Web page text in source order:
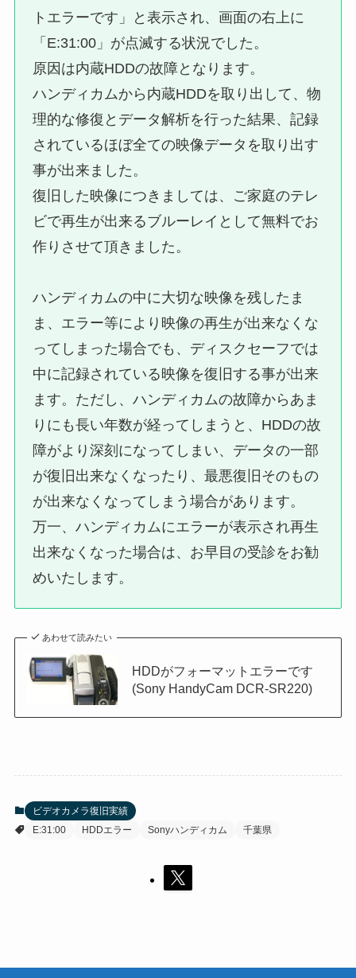
トエラーです」と表示され、画面の右上に
「E:31:00」が点滅する状況でした。
原因は内蔵HDDの故障となります。
ハンディカムから内蔵HDDを取り出して、物
理的な修復とデータ解析を行った結果、記録
されているほぼ全ての映像データを取り出す
事が出来ました。
復旧した映像につきましては、ご家庭のテレ
ビで再生が出来るブルーレイとして無料でお
作りさせて頂きました。
ハンディカムの中に大切な映像を残したま
ま、エラー等により映像の再生が出来なくな
ってしまった場合でも、ディスクセーフでは
中に記録されている映像を復旧する事が出来
ます。ただし、ハンディカムの故障からあま
りにも長い年数が経ってしまうと、HDDの故
障がより深刻になってしまい、データの一部
が復旧出来なくなったり、最悪復旧そのもの
が出来なくなってしまう場合があります。
万一、ハンディカムにエラーが表示され再生
出来なくなった場合は、お早目の受診をお勧
めいたします。
あわせて読みたい
HDDがフォーマットエラーです
(Sony HandyCam DCR-SR220)
ビデオカメラ復旧実績
E:31:00
HDDエラー Sonyハンディカム 千葉県